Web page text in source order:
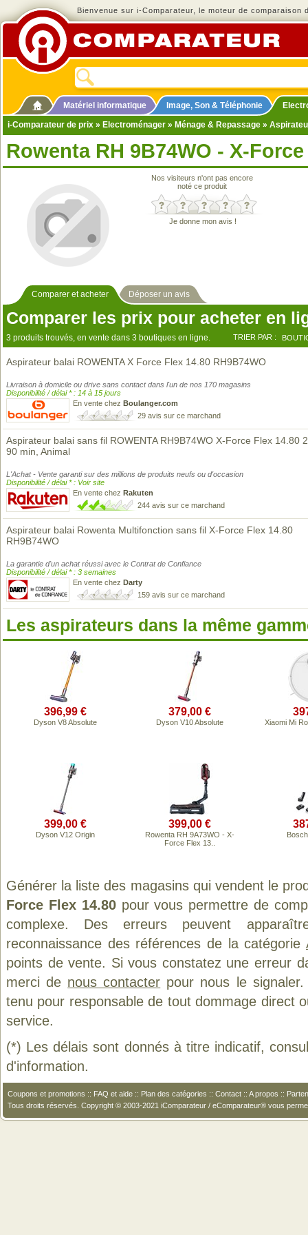
Bienvenue sur i-Comparateur, le moteur de comparaison
Matériel informatique Image, Son & Téléphonie
i-Comparateur de prix » Electroménager » Ménage & Repassage »
Rowenta RH 9B74WO - X-
Nos visiteurs n'ont pas encore
noté ce produit
Je donne mon avis !
Comparer et acheter Déposer un avis
Comparer les prix pour acheter en
3 produits trouvés, en vente dans 3 boutiques en ligne. TRIER PAR :
Aspirateur balai ROWENTA X Force Flex 14.80 RH9B74WO
Livraison à domicile ou drive sans contact dans l'un de nos 170 magasins
Disponibilité / délai * : 14 à 15 jours
En vente chez Boulanger.com
29 avis sur ce marchand
Aspirateur balai sans fil ROWENTA RH9B74WO X-Force Flex 14.80
90 min, Animal
L'Achat - Vente garanti sur des millions de produits neufs ou d'occasion
Disponibilité / délai * : Voir site
En vente chez Rakuten
244 avis sur ce marchand
Aspirateur balai Rowenta Multifonction sans fil X-Force Flex 14.80
RH9B74WO
La garantie d'un achat réussi avec le Contrat de Confiance
Disponibilité / délai * : 3 semaines
En vente chez Darty
159 avis sur ce marchand
Les aspirateurs dans la même
396,99 €
Dyson V8 Absolute
379,00 €
Dyson V10 Absolute Xiaomi Mi
399,00 €
Dyson V12 Origin
399,00 €
Rowenta RH 9A73WO - X-
Force Flex 13..
Générer la liste des magasins qui vendent le
Force Flex 14.80pour vous permettre de
complexe. Des erreurs peuvent
reconnaissance des références de la catégorie
points de vente. Si vous constatez une erreur
merci de nous contacter pour nous le
tenu pour responsable de tout dommage direct
service.
(*) Les délais sont donnés à titre indicatif,
d'information.
Coupons et promotions :: FAQ et aide :: Plan des catégories :: Contact :: A propos ::
Tous droits réservés. Copyright © 2003-2021 iComparateur / eComparateur® vous